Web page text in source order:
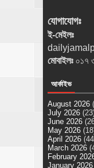
যোগাযোগঃ
ই-মেইলঃ
মোবাইলঃ ০১৭
আর্কাইভ
August 2026
July 2026
June 2026
May 2026
April 2026
March 2026
February
January 2026